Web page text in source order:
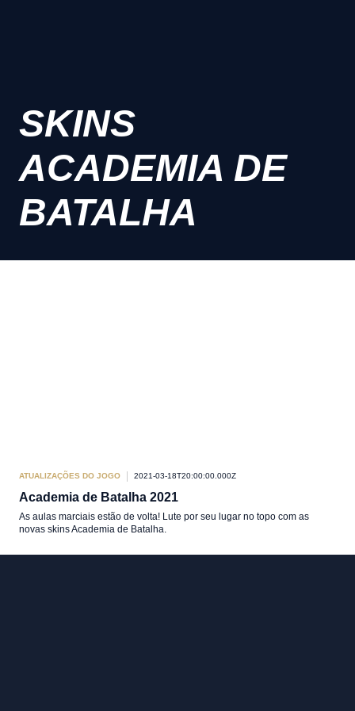
SKINS
ACADEMIA DE
BATALHA
ATUALIZAÇÕES DO JOGO 2021-03-18T20:00:00.000Z
Academia de Batalha 2021
As aulas marciais estão de volta! Lute por seu lugar no topo com as
novas skins Academia de Batalha.